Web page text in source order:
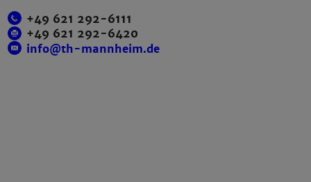
+49 621 292-6111
+49 621 292-6420
info@th-mannheim.de